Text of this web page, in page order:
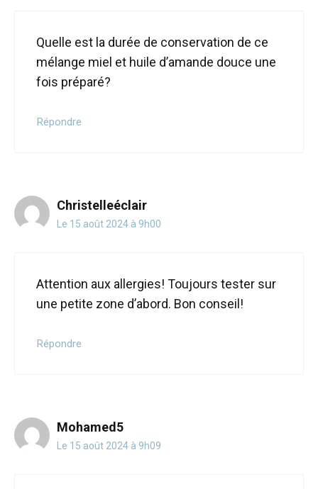
Quelle est la durée de conservation de ce
mélange miel et huile d’amande douce une
fois préparé?
Répondre
Christelleéclair
Le 15 août 2024 à 9h00
Attention aux allergies! Toujours tester sur
une petite zone d’abord. Bon conseil!
Répondre
Mohamed5
Le 15 août 2024 à 9h09